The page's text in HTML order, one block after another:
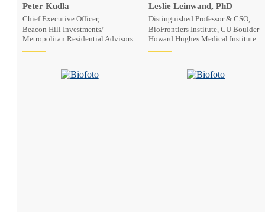
Peter Kudla
Chief Executive Officer,
Beacon Hill Investments/
Metropolitan Residential Advisors
Leslie Leinwand, PhD
Distinguished Professor & CSO,
BioFrontiers Institute, CU Boulder
Howard Hughes Medical Institute